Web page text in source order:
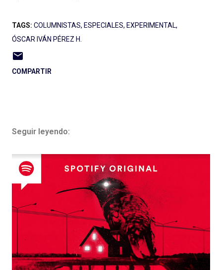
TAGS: COLUMNISTAS ESPECIALES EXPERIMENTAL
ÓSCAR IVÁN PÉREZ H.
COMPARTIR
Seguir leyendo: